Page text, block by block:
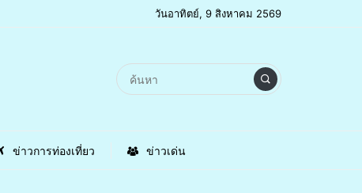
วันอาทิตย์, 9 สิงหาคม 2569
ข่าวการท่องเที่ยว ข่าวเด่น